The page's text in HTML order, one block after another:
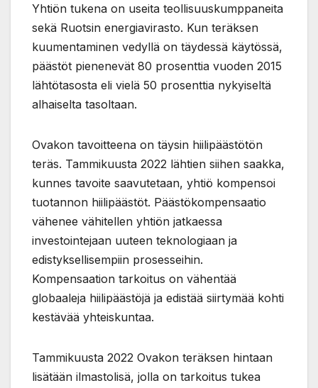
Yhtiön tukena on useita teollisuuskumppaneita
sekä Ruotsin energiavirasto. Kun teräksen
kuumentaminen vedyllä on täydessä käytössä,
päästöt pienenevät 80 prosenttia vuoden 2015
lähtötasosta eli vielä 50 prosenttia nykyiseltä
alhaiselta tasoltaan.
Ovakon tavoitteena on täysin hiilipäästötön
teräs. Tammikuusta 2022 lähtien siihen saakka,
kunnes tavoite saavutetaan, yhtiö kompensoi
tuotannon hiilipäästöt. Päästökompensaatio
vähenee vähitellen yhtiön jatkaessa
investointejaan uuteen teknologiaan ja
edistyksellisempiin prosesseihin.
Kompensaation tarkoitus on vähentää
globaaleja hiilipäästöjä ja edistää siirtymää kohti
kestävää yhteiskuntaa.
Tammikuusta 2022 Ovakon teräksen hintaan
lisätään ilmastolisä, jolla on tarkoitus tukea